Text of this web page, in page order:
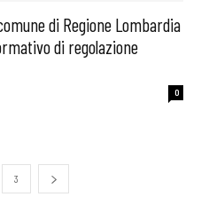
di Regione Lombardia
di regolazione
0
3